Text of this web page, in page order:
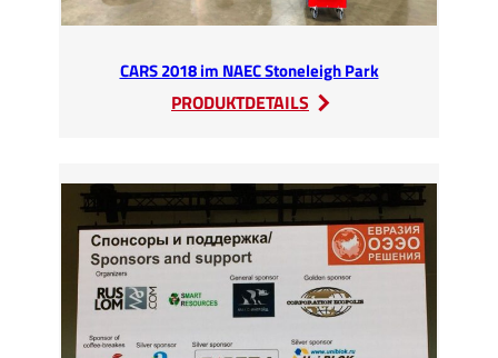
CARS 2018 im NAEC Stoneleigh Park
PRODUKTDETAILS
:
im
NAEC
Stoneleigh
Park